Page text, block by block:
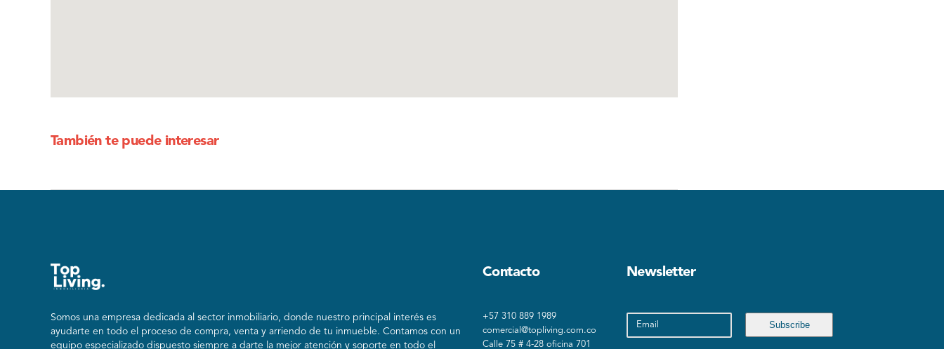
También te puede interesar
Somos una empresa dedicada al sector inmobiliario, donde nuestro principal interés es
ayudarte en todo el proceso de compra, venta y arriendo de tu inmueble. Contamos con un
equipo especializado dispuesto siempre a darte la mejor atención y soporte en todo el
Contacto
+57 310 889 1989
comercial@topliving.com.co
Calle 75 # 4-28 oficina 701
Newsletter